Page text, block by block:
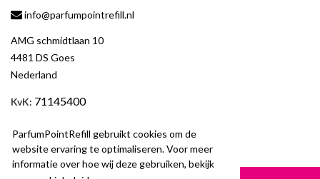
ParfumPointRefill gebruikt cookies om de
website ervaring te optimaliseren. Voor meer
informatie over hoe wij deze gebruiken, bekijk
info@parfumpointrefill.nl
AMG schmidtlaan 10
4481 DS Goes
Nederland
KvK: 71145400